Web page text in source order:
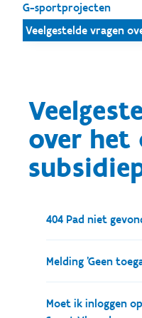
G-sportprojecten
Veelgestelde vragen
over het
404 Pad niet
Wanneer je deze
Melding 'Geen
Wanneer je
Moet ik inloggen